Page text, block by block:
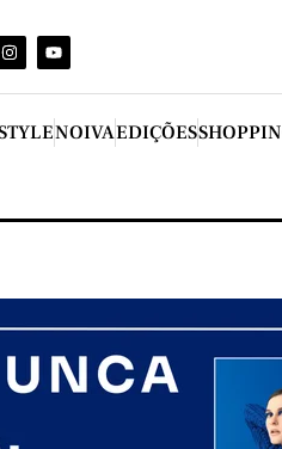
NOIVAEDIÇÕES